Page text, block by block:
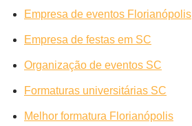
Empresa de eventos Florianópolis
Empresa de festas em SC
Organização de eventos SC
Formaturas universitárias SC
Melhor formatura Florianópolis